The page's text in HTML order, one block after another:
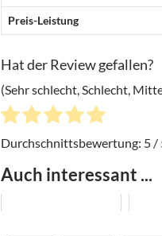
Preis-Leistung
Hat der Review gefallen?
(Sehr schlecht, Schlecht,
Durchschnittsbewertung: 5 /
Auch interessant ...